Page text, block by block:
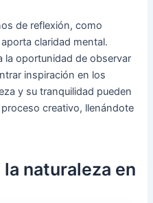
de reflexión, como
claridad mental.
la oportunidad de observar
inspiración en los
y su tranquilidad pueden
creativo, llenándote
naturaleza en